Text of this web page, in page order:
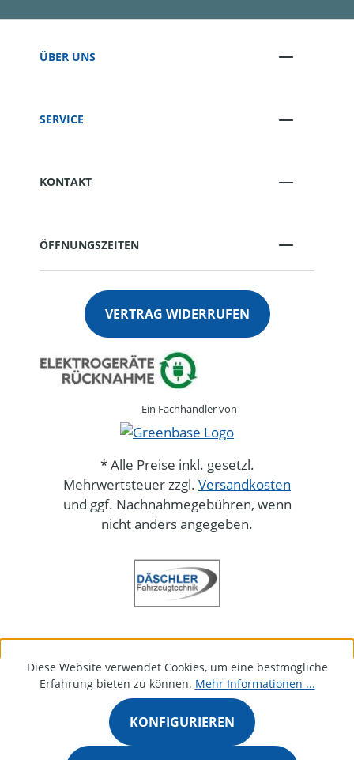
ÜBER UNS
SERVICE
KONTAKT
ÖFFNUNGSZEITEN
VERTRAG WIDERRUFEN
Ein Fachhändler von
* Alle Preise inkl. gesetzl.
Mehrwertsteuer zzgl. Versandkosten
und ggf. Nachnahmegebühren, wenn
nicht anders angegeben.
Diese Website verwendet Cookies, um eine bestmögliche
Erfahrung bieten zu können. Mehr Informationen ...
KONFIGURIEREN